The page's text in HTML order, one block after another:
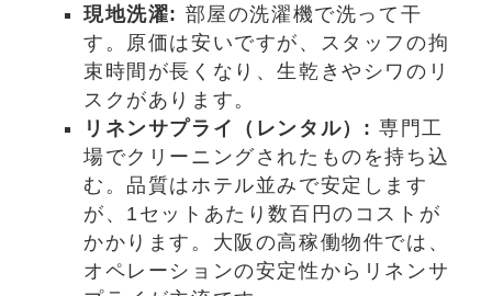
現地洗濯: 部屋の洗濯機で洗って干
す。原価は安いですが、スタッフの拘
束時間が長くなり、生乾きやシワのリ
スクがあります。
リネンサプライ（レンタル）: 専門工
場でクリーニングされたものを持ち込
む。品質はホテル並みで安定します
が、1セットあたり数百円のコストが
かかります。大阪の高稼働物件では、
オペレーションの安定性からリネンサ